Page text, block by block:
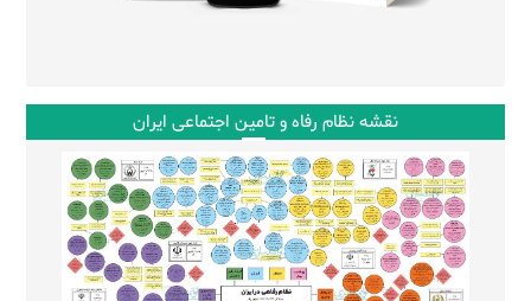
نقشه نظام رفاه و تامین اجتماعی ایران